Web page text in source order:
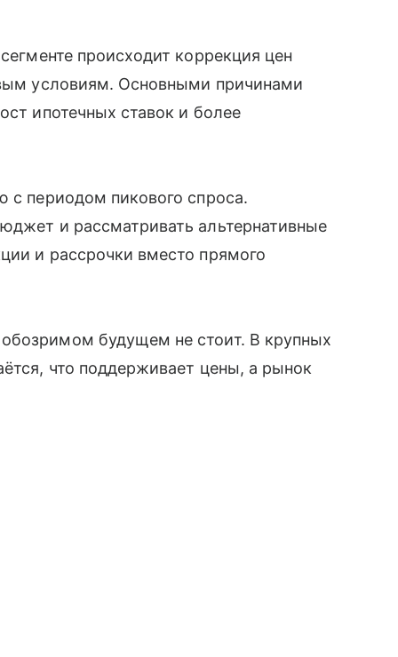
происходит коррекция цен
условиям. Основными причинами
ипотечных ставок и более
с периодом пикового спроса.
и рассматривать альтернативные
и рассрочки вместо прямого
будущем не стоит. В крупных
что поддерживает цены, а рынок